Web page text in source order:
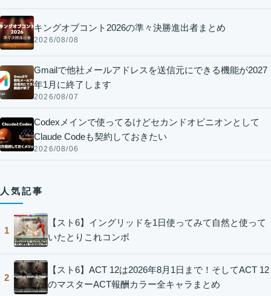
キングオブコント2026の準々決勝進出者まとめ
2026/08/08
Gmailで他社メールアドレスを送信元にできる機能が2027
年1月に終了します
2026/08/07
Codexメインで使ってるけどセカンドオピニオンとして
Claude Codeも契約しておきたい
2026/08/06
人気記事
1
【スト6】イングリッドを1日使ってみて自然と使って
いたとりこれコンボ
2
【スト6】ACT 12は2026年8月1日まで！そしてACT 12
のマスターACT報酬カラー全キャラまとめ